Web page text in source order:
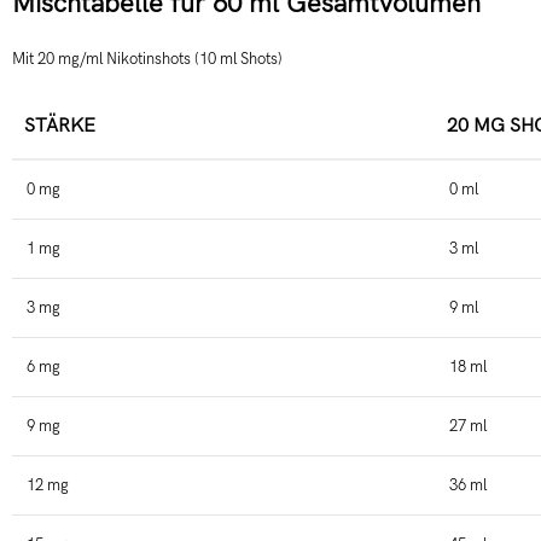
Mit 20 mg/ml Nikotinshots (10 ml Shots)
STÄRKE 20 MG
0 mg 0 ml
1 mg 3 ml
3 mg 9 ml
6 mg 18 ml
9 mg 27 ml
12 mg 36 ml